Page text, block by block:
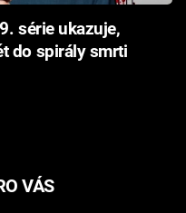
série ukazuje,
do spirály smrti
VÁS